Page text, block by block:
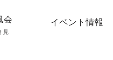
会 イベント情報